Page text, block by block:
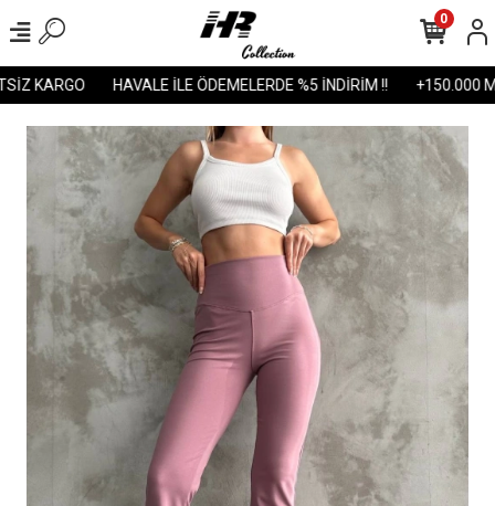
KARGO HAVALE İLE ÖDEMELERDE %5 İNDİRİM !! +150.000
0